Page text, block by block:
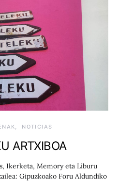
NOTICIAS
ARTXIBOA
Ikerketa, Memory eta Liburu
Gipuzkoako Foru Aldundiko